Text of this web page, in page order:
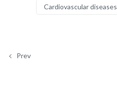
Cardiovascular diseases
Prev